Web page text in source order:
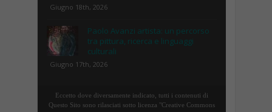
Giugno 18th, 2026
Paolo Avanzi artista: un percorso
tra pittura, ricerca e linguaggi
culturali
Giugno 17th, 2026
Eccetto dove diversamente indicato, tutti i contenuti di
Questo Sito sono rilasciati sotto licenza "Creative Commons